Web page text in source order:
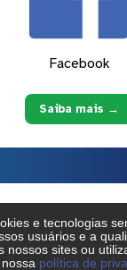
Facebook
Saiba mais →